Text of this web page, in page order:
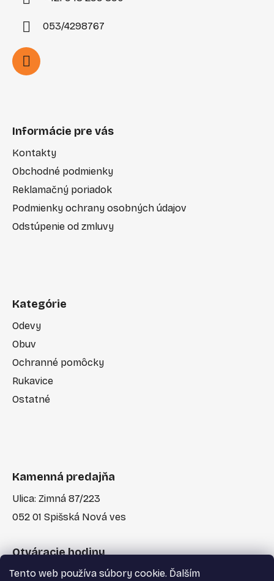
Tento web používa súbory cookie. Ďalším
053/4298767
Informácie pre vás
Kontakty
Obchodné podmienky
Reklamačný poriadok
Podmienky ochrany osobných údajov
Odstúpenie od zmluvy
Kategórie
Odevy
Obuv
Ochranné pomôcky
Rukavice
Ostatné
Kamenná predajňa
Ulica: Zimná 87/223
052 01 Spišská Nová ves
Otváracie hodiny
Po-Pia: 7:30 - 17:00